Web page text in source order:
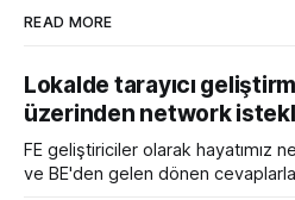
READ MORE
Lokalde tarayıcı
üzerinden network
FE geliştiriciler olarak hayatımız
ve BE'den gelen dönen